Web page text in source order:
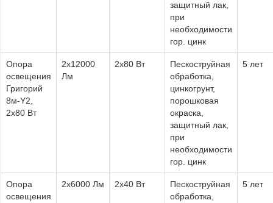
защитный лак,
при
необходимости
гор. цинк
Опора
освещения
Григорий
8м-Y2,
2х80 Вт
2х12000
Лм
2x80 Вт
Пескоструйная
обработка,
цинкогрунт,
порошковая
окраска,
защитный лак,
при
необходимости
гор. цинк
5 лет
Опора
освещения
2х6000 Лм 2х40 Вт
Пескоструйная
обработка,
5 лет